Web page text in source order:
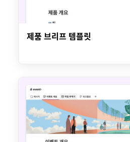
제품 브리프 템플릿